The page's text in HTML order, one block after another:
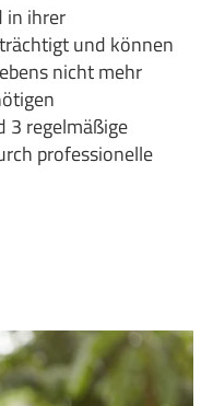
in ihrer
und können
nicht mehr
3 regelmäßige
professionelle